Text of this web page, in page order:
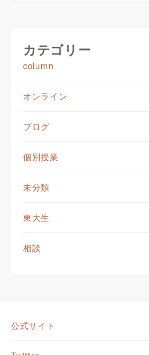
カテゴリー
column
オンライン
ブログ
個別授業
未分類
東大生
相談
公式サイト